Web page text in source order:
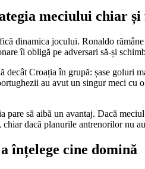
meciului chiar
dinamica jocului. Ronaldo
îi obligă pe adversari să-și
decât Croația în grupă: șase goluri
au avut un singur meci
pare să aibă un avantaj. Dacă
dacă planurile antrenorilor nu
înțelege cine domină